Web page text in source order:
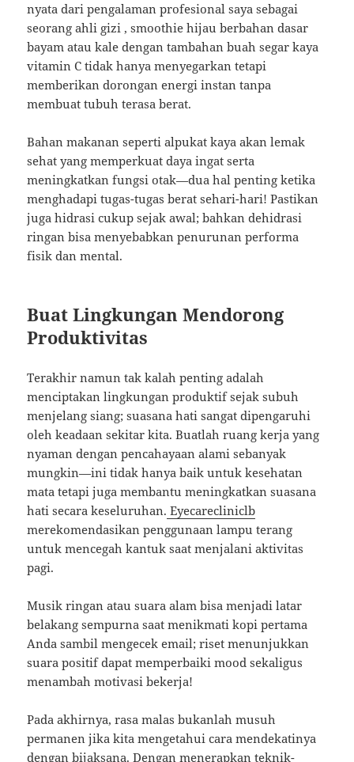
nyata dari pengalaman profesional saya sebagai
seorang ahli gizi , smoothie hijau berbahan dasar
bayam atau kale dengan tambahan buah segar kaya
vitamin C tidak hanya menyegarkan tetapi
memberikan dorongan energi instan tanpa
membuat tubuh terasa berat.
Bahan makanan seperti alpukat kaya akan lemak
sehat yang memperkuat daya ingat serta
meningkatkan fungsi otak—dua hal penting ketika
menghadapi tugas-tugas berat sehari-hari! Pastikan
juga hidrasi cukup sejak awal; bahkan dehidrasi
ringan bisa menyebabkan penurunan performa
fisik dan mental.
Buat Lingkungan Mendorong
Produktivitas
Terakhir namun tak kalah penting adalah
menciptakan lingkungan produktif sejak subuh
menjelang siang; suasana hati sangat dipengaruhi
oleh keadaan sekitar kita. Buatlah ruang kerja yang
nyaman dengan pencahayaan alami sebanyak
mungkin—ini tidak hanya baik untuk kesehatan
mata tetapi juga membantu meningkatkan suasana
hati secara keseluruhan. Eyecarecliniclb
merekomendasikan penggunaan lampu terang
untuk mencegah kantuk saat menjalani aktivitas
pagi.
Musik ringan atau suara alam bisa menjadi latar
belakang sempurna saat menikmati kopi pertama
Anda sambil mengecek email; riset menunjukkan
suara positif dapat memperbaiki mood sekaligus
menambah motivasi bekerja!
Pada akhirnya, rasa malas bukanlah musuh
permanen jika kita mengetahui cara mendekatinya
dengan bijaksana. Dengan menerapkan teknik-